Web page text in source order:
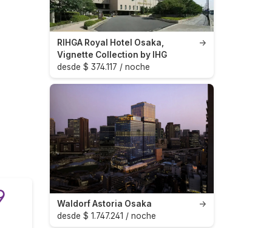
→
RIHGA Royal Hotel Osaka,
Vignette Collection by IHG
desde $ 374.117 / noche
→
Waldorf Astoria Osaka
desde $ 1.747.241 / noche